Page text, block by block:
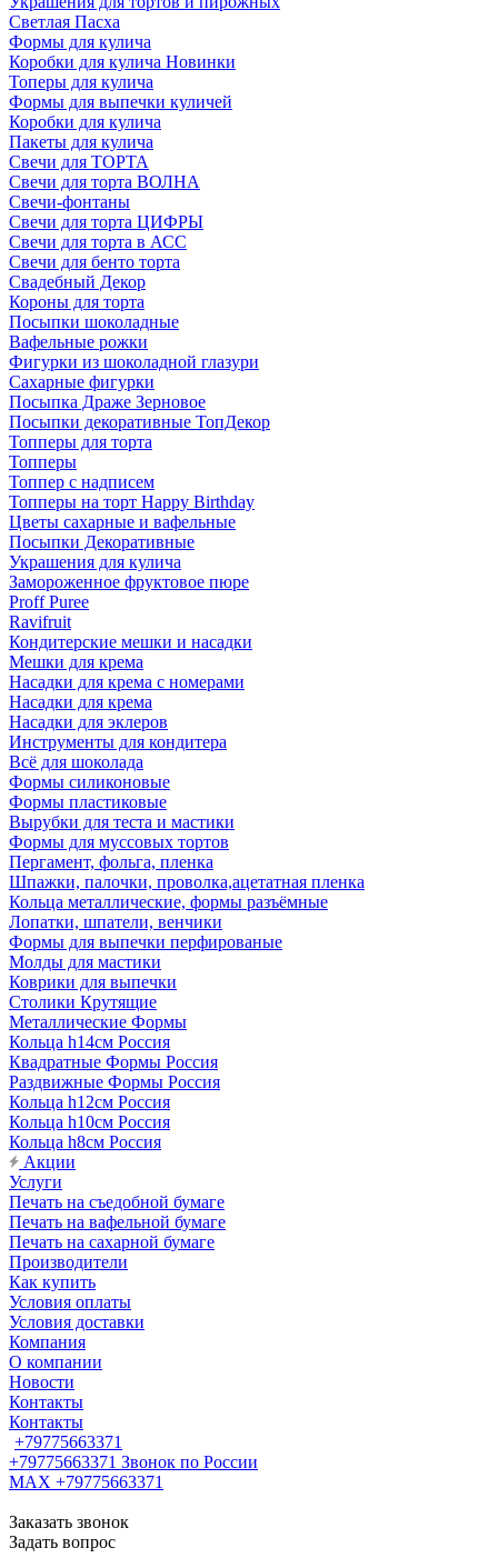
Светлая Пасха
Формы для кулича
Коробки для кулича Новинки
Топеры для кулича
Формы для выпечки куличей
Коробки для кулича
Пакеты для кулича
Свечи для ТОРТА
Свечи для торта ВОЛНА
Свечи-фонтаны
Свечи для торта ЦИФРЫ
Свечи для торта в АСС
Свечи для бенто торта
Свадебный Декор
Короны для торта
Посыпки шоколадные
Вафельные рожки
Фигурки из шоколадной глазури
Сахарные фигурки
Посыпка Драже Зерновое
Посыпки декоративные ТопДекор
Топперы для торта
Топперы
Топпер с надписем
Топперы на торт Happy Birthday
Цветы сахарные и вафельные
Посыпки Декоративные
Украшения для кулича
Замороженное фруктовое пюре
Proff Puree
Ravifruit
Кондитерские мешки и насадки
Мешки для крема
Насадки для крема с номерами
Насадки для крема
Насадки для эклеров
Инструменты для кондитера
Всё для шоколада
Формы силиконовые
Формы пластиковые
Вырубки для теста и мастики
Формы для муссовых тортов
Пергамент, фольга, пленка
Шпажки, палочки, проволка,ацетатная пленка
Кольца металлические, формы разъёмные
Лопатки, шпатели, венчики
Формы для выпечки перфированые
Молды для мастики
Коврики для выпечки
Столики Крутящие
Металлические Формы
Кольца h14см Россия
Квадратные Формы Россия
Раздвижные Формы Россия
Кольца h12см Россия
Кольца h10см Россия
Кольца h8см Россия
Акции
Услуги
Печать на съедобной бумаге
Печать на вафельной бумаге
Печать на сахарной бумаге
Производители
Как купить
Условия оплаты
Условия доставки
Компания
О компании
Новости
Контакты
Контакты
+79775663371
+79775663371 Звонок по России
MAX +79775663371
Заказать звонок
Задать вопрос